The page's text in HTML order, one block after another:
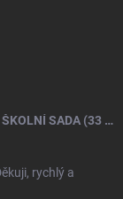
INSECT LORE MOTÝLÍ ZAHRÁDKA KOMPLETNÍ ŠKOLNÍ SADA (33 HOUSENEK)
rychlý a